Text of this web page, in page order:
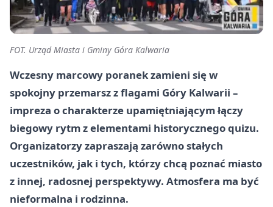
FOT. Urząd Miasta i Gminy Góra Kalwaria
Wczesny marcowy poranek zamieni się w
spokojny przemarsz z flagami Góry Kalwarii –
impreza o charakterze upamiętniającym łączy
biegowy rytm z elementami historycznego quizu.
Organizatorzy zapraszają zarówno stałych
uczestników, jak i tych, którzy chcą poznać miasto
z innej, radosnej perspektywy. Atmosfera ma być
nieformalna i rodzinna.